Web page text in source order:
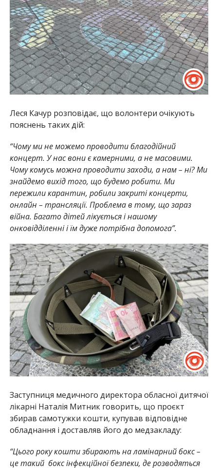
Леся Качур розповідає, що волонтери очікують
пояснень таких дій:
“Чому ми не можемо проводити благодійний
концерт. У нас вони є камерними, а не масовими.
Чому комусь можна проводити заходи, а нам – ні?Ми
знайдемо вихід того, що будемо робити. Ми
пережили карантин, робили закриті концерти,
онлайн – трансляції. Проблема в тому, що зараз
війна. Багато дітей лікується і нашому
онковідділенні і їм дуже потрібна допомога”.
Заступниця медичного директора обласної дитячої
лікарні Наталія Митник говорить, що проєкт
збирав самотужки кошти, купував відповідне
обладнання і доставляв його до медзакладу:
“Цього року кошти збирають на ламінарний бокс –
це такий бокс інфекційної безпеки, де розводяться